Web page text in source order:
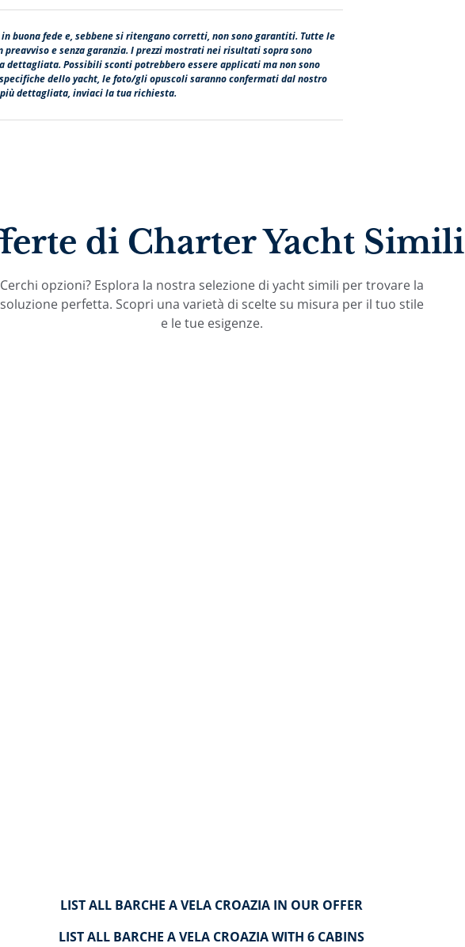
buona fede e, sebbene si ritengano corretti, non sono garantiti. Tutte le
e senza garanzia. I prezzi mostrati nei risultati sopra sono
Possibili sconti potrebbero essere applicati ma non sono
dello yacht, le foto/gli opuscoli saranno confermati dal nostro
dettagliata, inviaci la tua richiesta.
di Charter Yacht Simili
Cerchi opzioni? Esplora la nostra selezione di yacht simili per trovare la
soluzione perfetta. Scopri una varietà di scelte su misura per il tuo stile
e le tue esigenze.
LIST ALL BARCHE A VELA CROAZIA IN OUR OFFER
LIST ALL BARCHE A VELA CROAZIA WITH 6 CABINS